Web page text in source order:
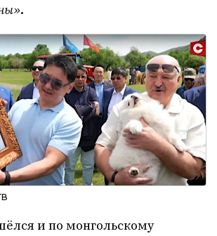
.
и по монгольскому